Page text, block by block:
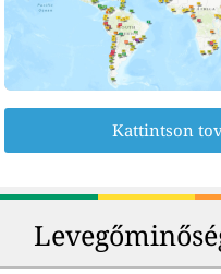
Kattintson